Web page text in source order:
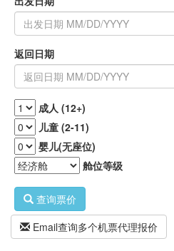
返回日期
成人 (12+)
儿童 (2-11)
婴儿(无座位)
舱位等级
查询票价
Email查询多个机票代理报价